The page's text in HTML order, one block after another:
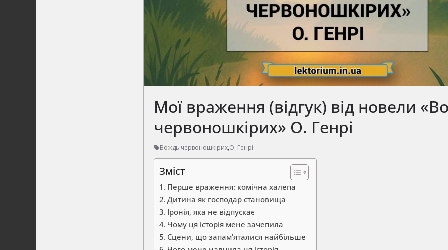
Мої враження (відгук) від новели
червоношкірих» О. Генрі
Вождь червоношкірих,О. Генрі
Зміст
Перше враження: комічна халепа
Дитина як господар становища
Іронія, яка не відпускає
Чому ця історія мене зачепила
Сцени, що запам’яталися найбільше